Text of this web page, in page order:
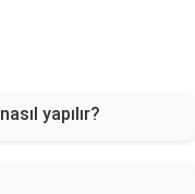
yapılır?